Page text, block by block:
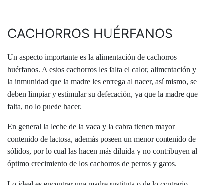
CACHORROS HUÉRFANOS
Un aspecto importante es la alimentación de cachorros
huérfanos. A estos cachorros les falta el calor, alimentación y
la inmunidad que la madre les entrega al nacer, así mismo, se
deben limpiar y estimular su defecación, ya que la madre que
falta, no lo puede hacer.
En general la leche de la vaca y la cabra tienen mayor
contenido de lactosa, además poseen un menor contenido de
sólidos, por lo cual las hacen más diluida y no contribuyen al
óptimo crecimiento de los cachorros de perros y gatos.